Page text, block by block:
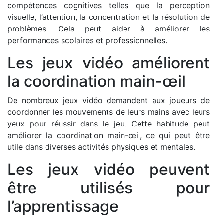
compétences cognitives telles que la perception
visuelle, l’attention, la concentration et la résolution de
problèmes. Cela peut aider à améliorer les
performances scolaires et professionnelles.
Les jeux vidéo améliorent
la coordination main-œil
De nombreux jeux vidéo demandent aux joueurs de
coordonner les mouvements de leurs mains avec leurs
yeux pour réussir dans le jeu. Cette habitude peut
améliorer la coordination main-œil, ce qui peut être
utile dans diverses activités physiques et mentales.
Les jeux vidéo peuvent
être utilisés pour
l’apprentissage